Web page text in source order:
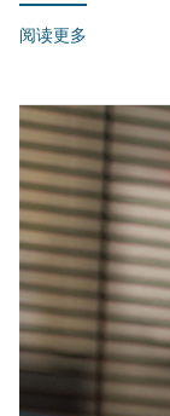
阅读更多